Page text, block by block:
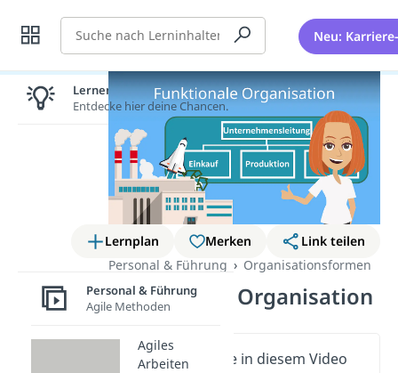
Suche Neu:
Lernplan Merken
Link teilen
Personal & Führung
Organisationsformen
Funktionale Organisation
Wichtige Inhalte in diesem Video
Lernen lohnt sich!
Entdecke hier deine Chancen.
Personal & Führung
Agile Methoden
Agiles
Arbeiten